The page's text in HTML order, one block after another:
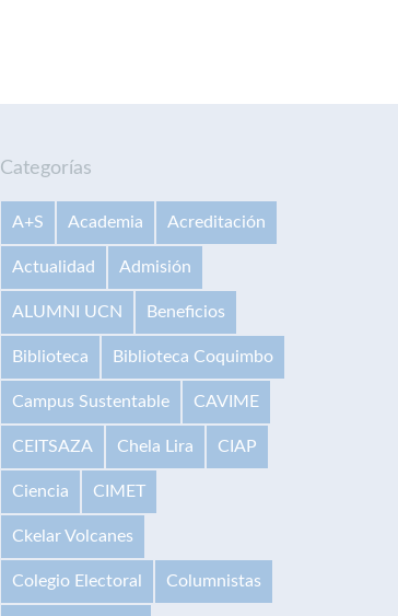
Categorías
A+S Academia Acreditación
Actualidad Admisión
ALUMNI UCN Beneficios
Biblioteca Biblioteca Coquimbo
Campus Sustentable CAVIME
CEITSAZA Chela Lira CIAP
Ciencia CIMET
Ckelar Volcanes
Colegio Electoral Columnistas